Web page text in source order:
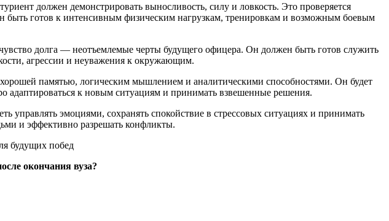
должен демонстрировать выносливость, силу и ловкость. Это проверяется
быть готов к интенсивным физическим нагрузкам, тренировкам и возможным боевым
долга — неотъемлемые черты будущего офицера. Он должен быть готов служить
агрессии и неуважения к окружающим.
памятью, логическим мышлением и аналитическими способностями. Он будет
адаптироваться к новым ситуациям и принимать взвешенные решения.
эмоциями, сохранять спокойствие в стрессовых ситуациях и принимать
и эффективно разрешать конфликты.
окончания вуза?